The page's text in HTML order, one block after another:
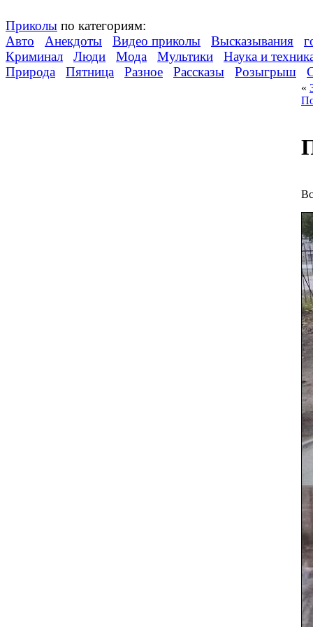
Приколы по категориям:
Авто
Анекдоты Видео приколы Высказывания
Криминал
Люди Мода Мультики
Наука и
Природа
Пятница Разное Рассказы Розыгрыш
«